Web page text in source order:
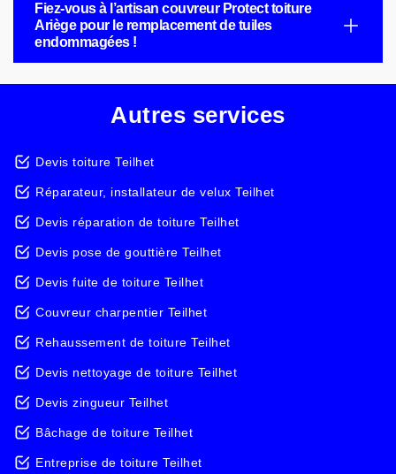
Fiez-vous à l’artisan couvreur Protect toiture
Ariège pour le remplacement de tuiles
endommagées !
Autres services
Devis toiture Teilhet
Réparateur, installateur de velux Teilhet
Devis réparation de toiture Teilhet
Devis pose de gouttière Teilhet
Devis fuite de toiture Teilhet
Couvreur charpentier Teilhet
Rehaussement de toiture Teilhet
Devis nettoyage de toiture Teilhet
Devis zingueur Teilhet
Bâchage de toiture Teilhet
Entreprise de toiture Teilhet